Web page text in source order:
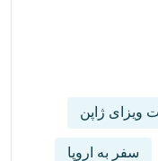
ویزای ژاپن
سفر به اروپا